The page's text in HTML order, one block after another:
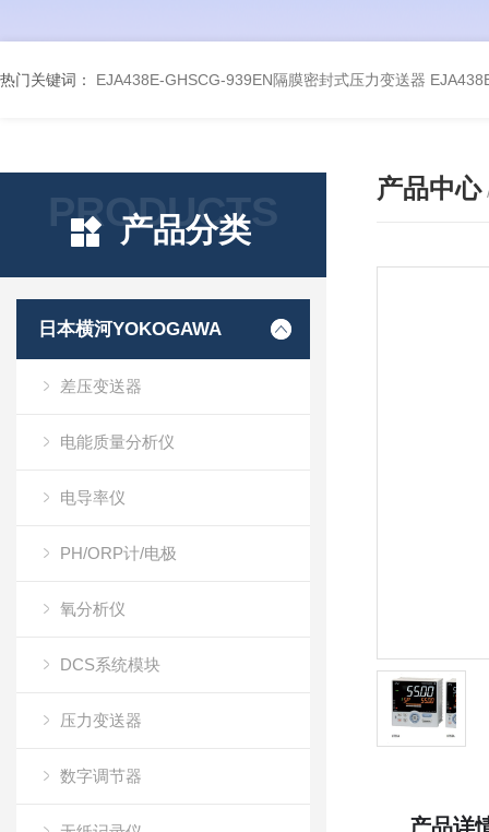
热门关键词： EJA438E-GHSCG-939EN隔膜密封式压力变送器
PRODUCTS
产品分类
日本横河YOKOGAWA
差压变送器
电能质量分析仪
电导率仪
PH/ORP计/电极
氧分析仪
DCS系统模块
压力变送器
数字调节器
产品中心
产品详